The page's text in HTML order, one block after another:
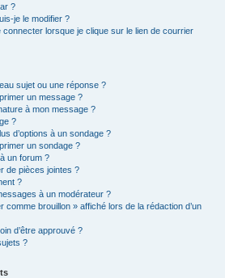
?
je le modifier ?
connecter lorsque je clique sur le lien de courrier
sujet ou une réponse ?
un message ?
à mon message ?
?
d’options à un sondage ?
un sondage ?
un forum ?
de pièces jointes ?
?
à un modérateur ?
comme brouillon » affiché lors de la rédaction d’un
d’être approuvé ?
?